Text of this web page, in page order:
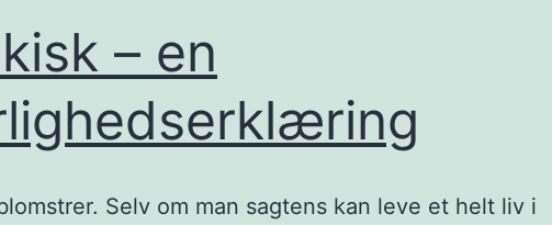
– en
Selv om man sagtens kan leve et helt liv i